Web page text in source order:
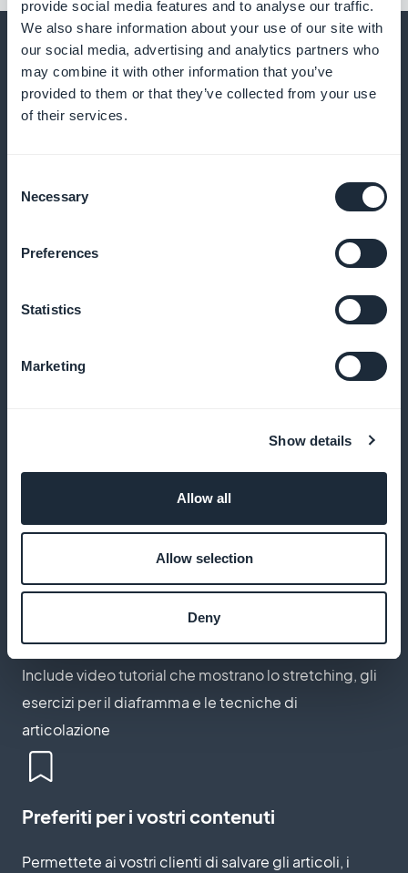
provide social media features and to analyse our traffic.
We also share information about your use of our site with
our social media, advertising and analytics partners who
may combine it with other information that you’ve
provided to them or that they’ve collected from your use
of their services.
Selection
Necessary
Preferences
Statistics
Marketing
Show details
Allow all
Allow selection
Deny
E molto, molto di più
l'anatomia della voce, le buone pratiche di
Podcast di esercizi guidati
Include video tutorial che mostrano lo stretching, gli
esercizi per il diaframma e le tecniche di
articolazione
Preferiti per i vostri contenuti
Permettete ai vostri clienti di salvare gli articoli, i